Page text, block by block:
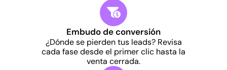
Embudo de conversión
¿Dónde se pierden tus leads? Revisa
cada fase desde el primer clic hasta la
venta cerrada.